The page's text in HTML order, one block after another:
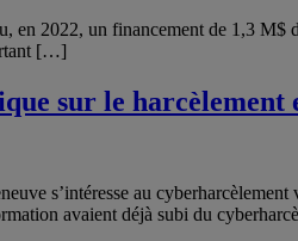
2022, un financement de 1,3 M$
[…]
sur le harcèlement
s’intéresse au cyberharcèlement
avaient déjà subi du